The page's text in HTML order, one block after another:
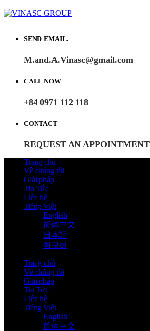
SEND EMAIL.
M.and.A.Vinasc@gmail.com
CALL NOW
+84 0971 112 118
CONTACT
REQUEST AN APPOINTMENT
Trang chủ
Về chúng tôi
Giải pháp
Tin Tức
Liên hệ
Tiếng Việt
English
简体中文
日本語
한국어
Trang chủ
Về chúng tôi
Giải pháp
Tin Tức
Liên hệ
Tiếng Việt
English
简体中文